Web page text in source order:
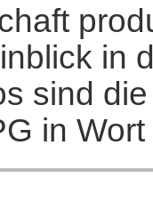
in
sind
in